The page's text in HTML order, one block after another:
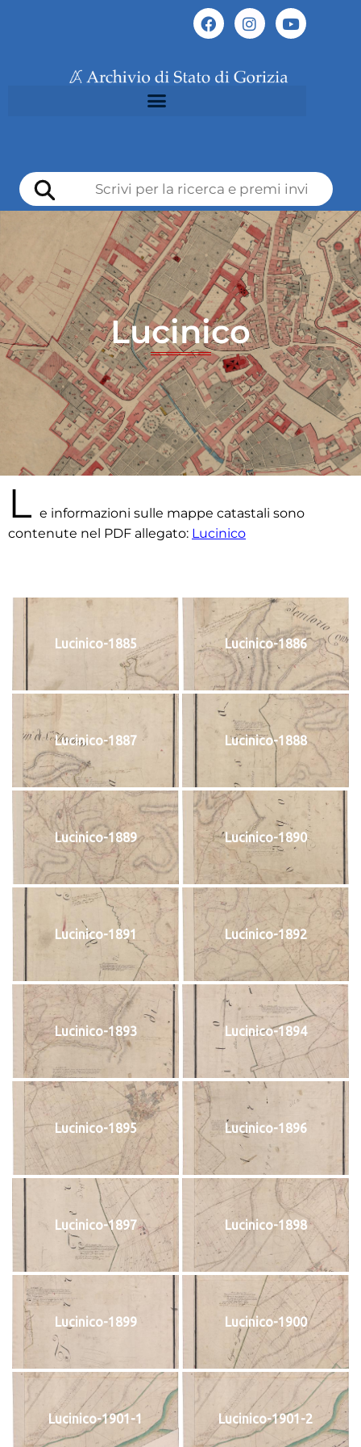
Lucinico
L e informazioni sulle mappe catastali sono
contenute nel PDF allegato: Lucinico
Lucinico-1885 Lucinico-1886
Lucinico-1887 Lucinico-1888
Lucinico-1889 Lucinico-1890
Lucinico-1891 Lucinico-1892
Lucinico-1893 Lucinico-1894
Lucinico-1895 Lucinico-1896
Lucinico-1897 Lucinico-1898
Lucinico-1899 Lucinico-1900
Lucinico-1901-1 Lucinico-1901-2